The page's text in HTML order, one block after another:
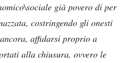
già povero di per
costringendo gli onesti
affidarsi proprio a
alla chiusura, ovvero le